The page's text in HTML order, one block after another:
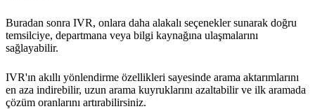
Buradan sonra IVR, onlara daha alakalı seçenekler sunarak doğru
temsilciye, departmana veya bilgi kaynağına ulaşmalarını
sağlayabilir.
IVR'ın akıllı yönlendirme özellikleri sayesinde arama aktarımlarını
en aza indirebilir, uzun arama kuyruklarını azaltabilir ve ilk aramada
çözüm oranlarını artırabilirsiniz.